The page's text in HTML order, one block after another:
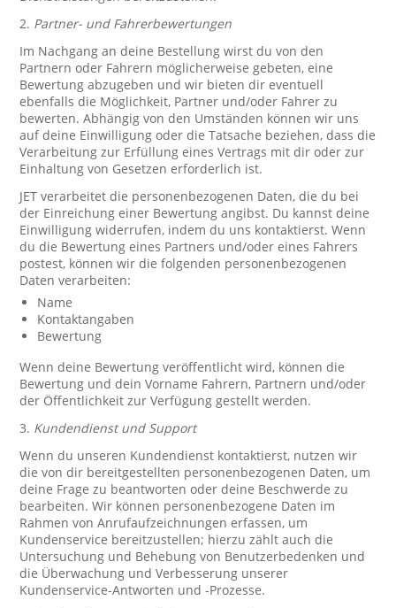
2. Partner- und Fahrerbewertungen
Im Nachgang an deine Bestellung wirst du von den
Partnern oder Fahrern möglicherweise gebeten, eine
Bewertung abzugeben und wir bieten dir eventuell
ebenfalls die Möglichkeit, Partner und/oder Fahrer zu
bewerten. Abhängig von den Umständen können wir uns
auf deine Einwilligung oder die Tatsache beziehen, dass die
Verarbeitung zur Erfüllung eines Vertrags mit dir oder zur
Einhaltung von Gesetzen erforderlich ist.
JET verarbeitet die personenbezogenen Daten, die du bei
der Einreichung einer Bewertung angibst. Du kannst deine
Einwilligung widerrufen, indem du uns kontaktierst. Wenn
du die Bewertung eines Partners und/oder eines Fahrers
postest, können wir die folgenden personenbezogenen
Daten verarbeiten:
Name
Kontaktangaben
Bewertung
Wenn deine Bewertung veröffentlicht wird, können die
Bewertung und dein Vorname Fahrern, Partnern und/oder
der Öffentlichkeit zur Verfügung gestellt werden.
3. Kundendienst und Support
Wenn du unseren Kundendienst kontaktierst, nutzen wir
die von dir bereitgestellten personenbezogenen Daten, um
deine Frage zu beantworten oder deine Beschwerde zu
bearbeiten. Wir können personenbezogene Daten im
Rahmen von Anrufaufzeichnungen erfassen, um
Kundenservice bereitzustellen; hierzu zählt auch die
Untersuchung und Behebung von Benutzerbedenken und
die Überwachung und Verbesserung unserer
Kundenservice-Antworten und -Prozesse.